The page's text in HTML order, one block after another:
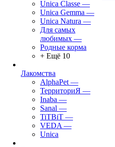
Unica Classe —
Unica Gemma —
Unica Natura —
Для самых
любимых —
Родные корма
+ Ещё 10
Лакомства
AlphaPet —
ТерриториЯ —
Inaba —
Sanal —
TiTBiT —
VEDA —
Unica